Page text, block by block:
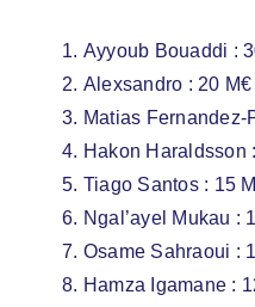
Ayyoub Bouaddi :
Alexsandro : 20 M€
Matias Fernandez-
Hakon Haraldsson
Tiago Santos : 15
Ngal’ayel Mukau :
Osame Sahraoui :
Hamza Igamane :